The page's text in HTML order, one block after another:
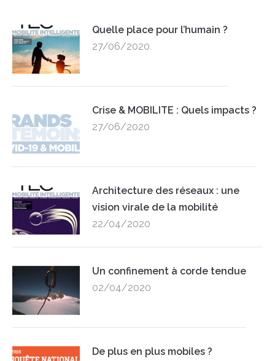
Quelle place pour l’humain ?
27/06/2020
Crise & MOBILITE : Quels impacts ?
27/06/2020
Architecture des réseaux : une
vision virale de la mobilité
22/04/2020
Un confinement à corde tendue
02/04/2020
De plus en plus mobiles ?